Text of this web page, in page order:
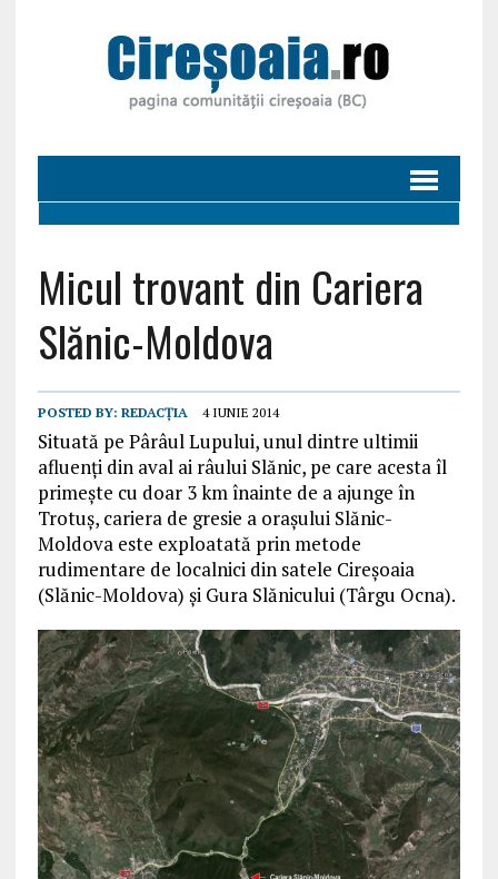
Micul trovant din Cariera
Slănic-Moldova
POSTED BY: REDACȚIA 4 IUNIE 2014
Situată pe Pârâul Lupului, unul dintre ultimii
afluenţi din aval ai râului Slănic, pe care acesta îl
primeşte cu doar 3 km înainte de a ajunge în
Trotuş, cariera de gresie a oraşului Slănic-
Moldova este exploatată prin metode
rudimentare de localnici din satele Cireşoaia
(Slănic-Moldova) şi Gura Slănicului (Târgu Ocna).